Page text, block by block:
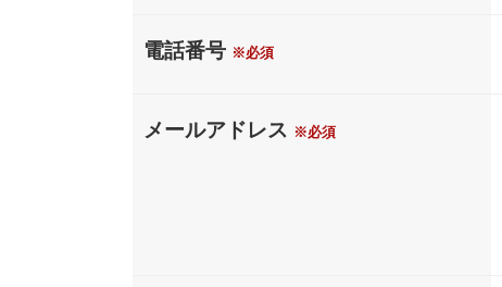
電話番号 ※必須
メールアドレス ※必須